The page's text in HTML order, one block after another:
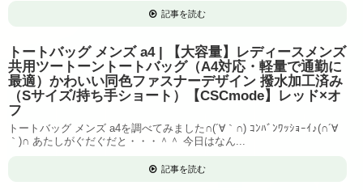
記事を読む
トートバッグ メンズ a4 | 【大容量】レディースメンズ
共用ツートーントートバッグ（A4対応・軽量で通勤に
最適）かわいい同色ファスナーデザイン 撥水加工済み
（Sサイズ/持ち手ショート）【CSCmode】レッド×オ
フ
トートバッグ メンズ a4を調べてみました∩(´∀｀∩) ｺﾝﾊﾞﾝﾜｯｼｮｰｲ♪(∩´∀
｀)∩ あたしがぐだぐだと・・・＾＾ 今日はなん...
記事を読む